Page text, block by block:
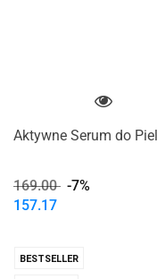
Aktywne Serum do
169.00 -7%
157.17
BESTSELLER